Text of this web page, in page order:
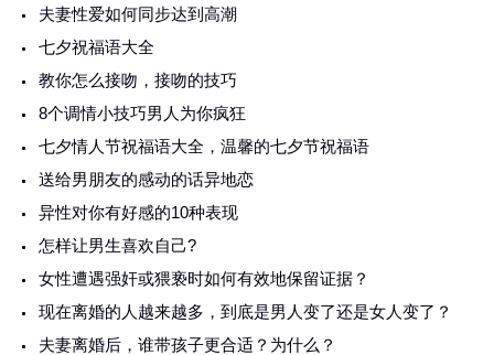
夫妻性爱如何同步达到高潮
七夕祝福语大全
教你怎么接吻，接吻的技巧
8个调情小技巧男人为你疯狂
七夕情人节祝福语大全，温馨的七夕节祝福语
送给男朋友的感动的话异地恋
异性对你有好感的10种表现
怎样让男生喜欢自己?
女性遭遇强奸或猥亵时如何有效地保留证据？
现在离婚的人越来越多，到底是男人变了还是女人变了？
夫妻离婚后，谁带孩子更合适？为什么？